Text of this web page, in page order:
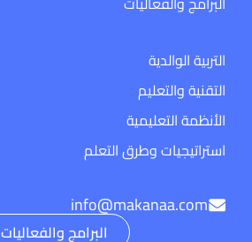
التربية الوالدية
التقنية والتعليم
الأنظمة التعليمية
استراتيجيات وطرق التعلم
info@makanaa.com
البرامج والفعاليات